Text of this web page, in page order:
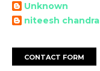
Unknown
niteesh chandra
CONTACT FORM